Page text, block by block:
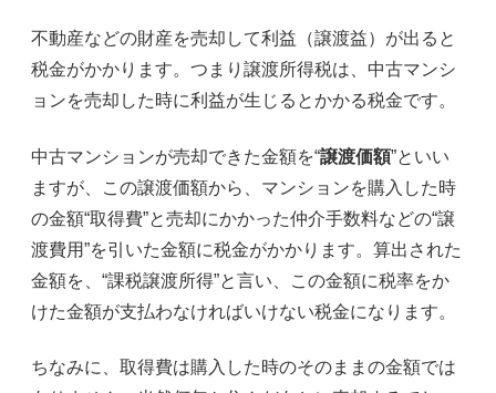
不動産などの財産を売却して利益（譲渡益）が出ると
税金がかかります。つまり譲渡所得税は、中古マンシ
ョンを売却した時に利益が生じるとかかる税金です。
中古マンションが売却できた金額を“譲渡価額”といい
ますが、この譲渡価額から、マンションを購入した時
の金額“取得費”と売却にかかった仲介手数料などの“譲
渡費用”を引いた金額に税金がかかります。算出された
金額を、“課税譲渡所得”と言い、この金額に税率をか
けた金額が支払わなければいけない税金になります。
ちなみに、取得費は購入した時のそのままの金額では